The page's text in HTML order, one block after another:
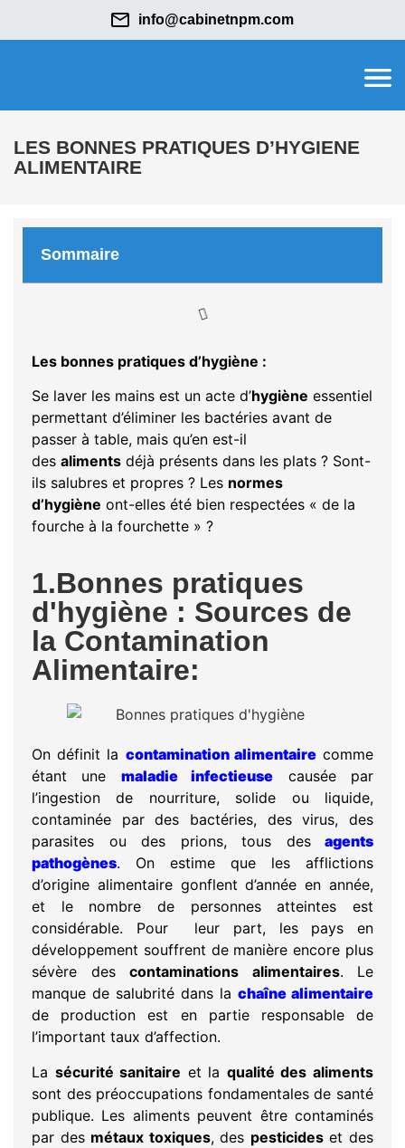
info@cabinetnpm.com
LES BONNES PRATIQUES D’HYGIENE
ALIMENTAIRE
Sommaire
Les bonnes pratiques d’hygiène :
Se laver les mains est un acte d’hygiène essentiel
permettant d’éliminer les bactéries avant de
passer à table, mais qu’en est-il
des aliments déjà présents dans les plats ? Sont-
ils salubres et propres ? Les normes
d’hygiène ont-elles été bien respectées « de la
fourche à la fourchette » ?
1.Bonnes pratiques
d'hygiène : Sources de
la Contamination
Alimentaire:
On définit la contamination alimentairecomme
étant une maladie infectieuse causée par
l’ingestion de nourriture, solide ou liquide,
contaminée par des bactéries, des virus, des
parasites ou des prions, tous des
agents
pathogènes. On estime que les afflictions
d’origine alimentaire gonflent d’année en année,
et le nombre de personnes atteintes est
considérable. Pour leur part, les pays en
développement souffrent de manière encore plus
sévère des contaminations alimentaires. Le
manque de salubrité dans la chaîne alimentaire
de production est en partie responsable de
l’important taux d’affection.
La sécurité sanitaire et la qualité des aliments
sont des préoccupations fondamentales de santé
publique. Les aliments peuvent être contaminés
par des métaux toxiques, des pesticideset des